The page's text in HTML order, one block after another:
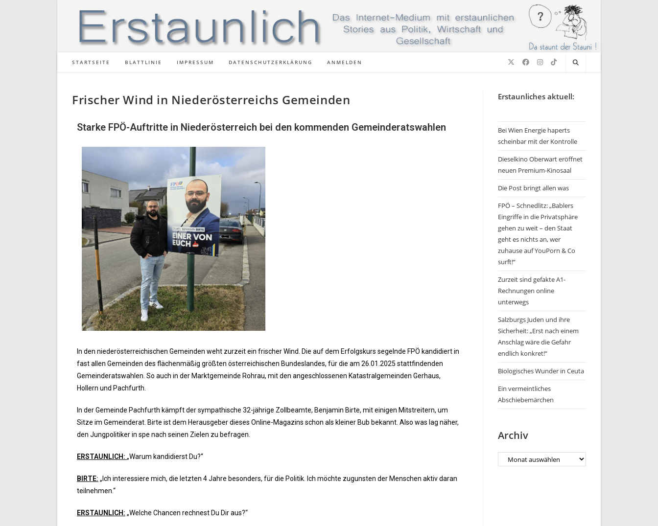
STARTSEITE BLATTLINIE IMPRESSUM DATENSCHUTZERKLÄRUNG ANMELDEN
Frischer Wind in Niederösterreichs Gemeinden
Starke FPÖ-Auftritte in Niederösterreich bei den kommenden Gemeinderatswahlen
In den niederösterreichischen Gemeinden weht zurzeit ein frischer Wind. Die auf dem Erfolgskurs segelnde FPÖ kandidiert in
fast allen Gemeinden des flächenmäßig größten österreichischen Bundeslandes, für die am 26.01.2025 stattfindenden
Gemeinderatswahlen. So auch in der Marktgemeinde Rohrau, mit den angeschlossenen Katastralgemeinden Gerhaus,
Hollern und Pachfurth.
In der Gemeinde Pachfurth kämpft der sympathische 32-jährige Zollbeamte, Benjamin Birte, mit einigen Mitstreitern, um
Sitze im Gemeinderat. Birte ist dem Herausgeber dieses Online-Magazins schon als kleiner Bub bekannt. Also was lag näher,
den Jungpolitiker in spe nach seinen Zielen zu befragen.
ERSTAUNLICH: „Warum kandidierst Du?“
BIRTE: „Ich interessiere mich, die letzten 4 Jahre besonders, für die Politik. Ich möchte zugunsten der Menschen aktiv daran
teilnehmen.“
ERSTAUNLICH: „Welche Chancen rechnest Du Dir aus?“
Erstaunliches aktuell:
Bei Wien Energie haperts
scheinbar mit der Kontrolle
Dieselkino Oberwart eröffnet
neuen Premium-Kinosaal
Die Post bringt allen was
FPÖ – Schnedlitz: „Bablers
Eingriffe in die Privatsphäre
gehen zu weit – den Staat
geht es nichts an, wer
zuhause auf YouPorn & Co
surft!“
Zurzeit sind gefakte A1-
Rechnungen online
unterwegs
Salzburgs Juden und ihre
Sicherheit: „Erst nach einem
Anschlag wäre die Gefahr
endlich konkret!“
Biologisches Wunder in Ceuta
Ein vermeintliches
Abschiebemärchen
Archiv